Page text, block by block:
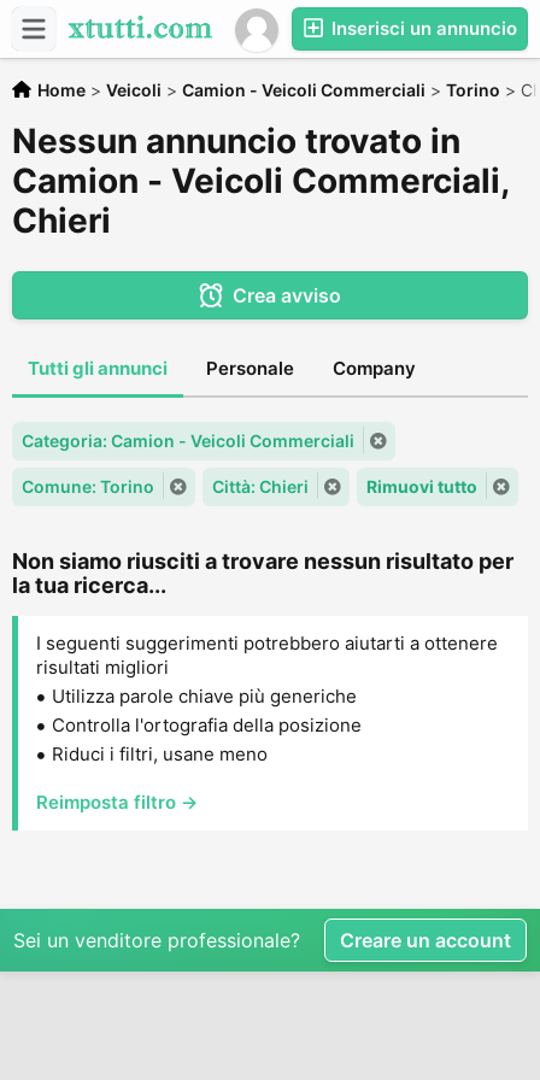
Inserisci un annuncio
Home > Veicoli > Camion - Veicoli Commerciali > Torino >
Nessun annuncio trovato in
Camion - Veicoli Commerciali,
Chieri
Crea avviso
Tutti gli annunci Personale Company
Categoria: Camion - Veicoli Commerciali
Comune: Torino Città: Chieri Rimuovi tutto
Non siamo riusciti a trovare nessun risultato per
la tua ricerca...
I seguenti suggerimenti potrebbero aiutarti a ottenere
risultati migliori
Utilizza parole chiave più generiche
Controlla l'ortografia della posizione
Riduci i filtri, usane meno
Reimposta filtro →
Sei un venditore professionale? Creare un account